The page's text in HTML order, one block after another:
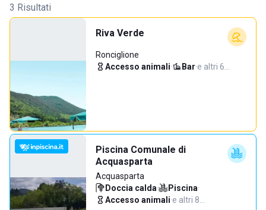
3 Risultati
Riva Verde
Ronciglione
Accesso animali· Bar·e altri 6…
Piscina Comunale di
Acquasparta
Acquasparta
Doccia calda· Piscina·
Accesso animali·e altri 8…